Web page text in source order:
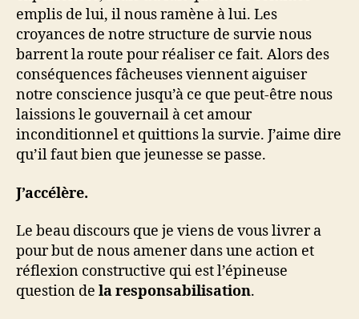
emplis de lui, il nous ramène à lui. Les
croyances de notre structure de survie nous
barrent la route pour réaliser ce fait. Alors des
conséquences fâcheuses viennent aiguiser
notre conscience jusqu’à ce que peut-être nous
laissions le gouvernail à cet amour
inconditionnel et quittions la survie. J’aime dire
qu’il faut bien que jeunesse se passe.
J’accélère.
Le beau discours que je viens de vous livrer a
pour but de nous amener dans une action et
réflexion constructive qui est l’épineuse
question de la responsabilisation.